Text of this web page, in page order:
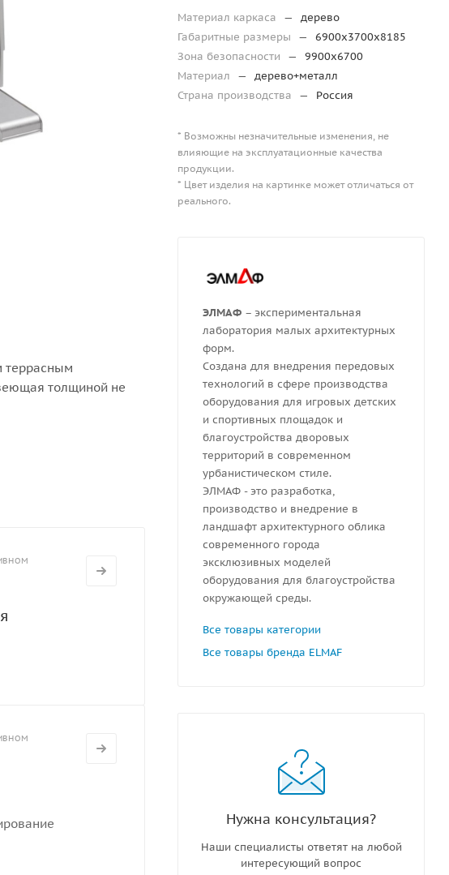
толщиной не
Материал каркаса —
дерево
Габаритные размеры
—
6900х3700х8185
Зона безопасности
—
9900х6700
Материал
—
дерево+металл
Страна производства
— Россия
* Возможны незначительные изменения, не
влияющие на эксплуатационные качества
продукции.
* Цвет изделия на картинке может отличаться от
реального.
ЭЛМАФ – экспериментальная
лаборатория малых архитектурных
форм.
Создана для внедрения передовых
технологий в сфере производства
оборудования для игровых детских
и спортивных площадок и
благоустройства дворовых
территорий в современном
урбанистическом стиле.
ЭЛМАФ - это разработка,
производство и внедрение в
ландшафт архитектурного облика
современного города
эксклюзивных моделей
оборудования для благоустройства
окружающей среды.
Все товары категории
Все товары бренда ELMAF
Нужна консультация?
Наши специалисты ответят на любой
интересующий вопрос